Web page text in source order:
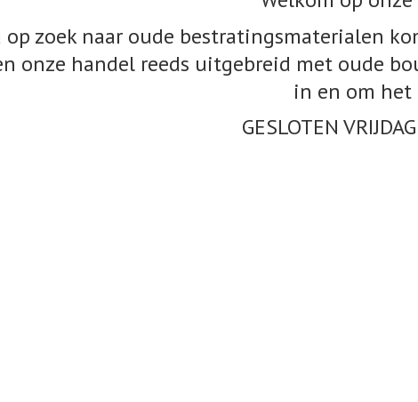
op zoek naar oude bestratingsmaterialen
onze handel reeds uitgebreid met oude
in en om het
GESLOTEN